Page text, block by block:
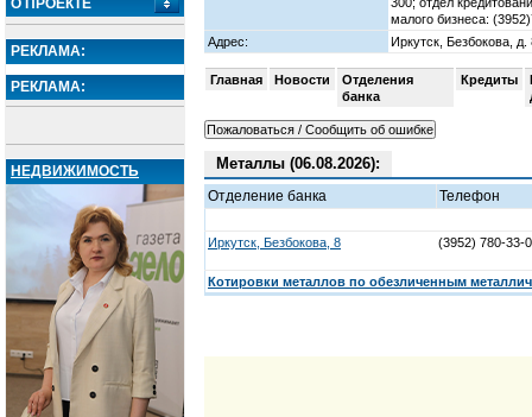
О ПРОЕКТЕ
РЕКЛАМА:
РЕКЛАМА:
НЕДВИЖИМОСТЬ
малого бизнеса:
Адрес:
Иркутск, Безбокова, д.
Главная Новости
Отделения
банка
Кредиты
Металлы (06.08.2026):
Отделение банка Телефон
Иркутск, Безбокова, 8 (3952) 780-33-0
Котировки металлов по обезличенным